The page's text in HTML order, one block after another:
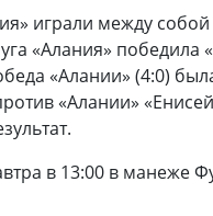
играли между
«Алания»
«Алании» (4:0)
«Алании»
в 13:00 в манеже